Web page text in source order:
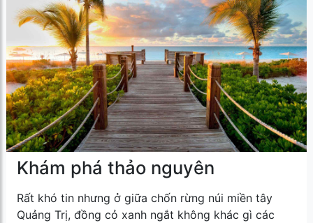
Khám phá thảo nguyên
Rất khó tin nhưng ở giữa chốn rừng núi miền tây
Quảng Trị, đồng cỏ xanh ngắt không khác gì các